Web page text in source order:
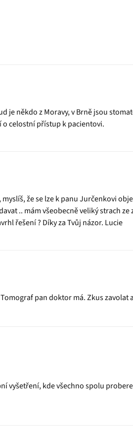
je někdo z Moravy, v Brně jsou
o celostní přístup k pacientovi.
že se lze k panu Jurčenkovi
.. mám všeobecně veliký strach
řešení ? Díky za Tvůj názor. Lucie
pan doktor má. Zkus zavolat
vyšetření, kde všechno spolu